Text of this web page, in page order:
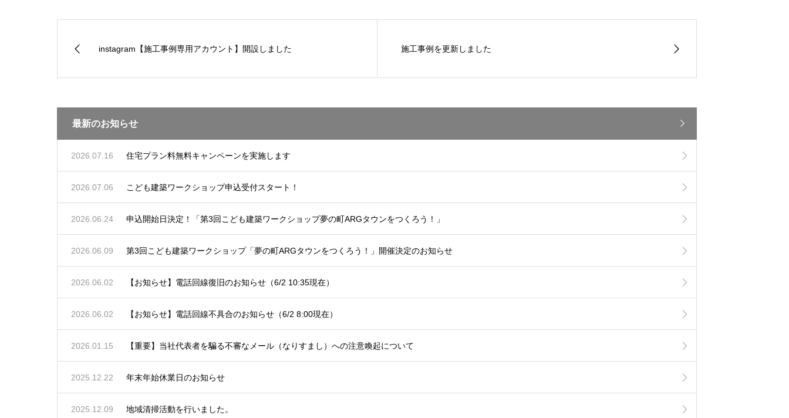
instagram【施工事例専用アカウント】開設しました 施工事例を更新しました
最新のお知らせ
2026.07.16 住宅プラン料無料キャンペーンを実施します
2026.07.06 こども建築ワークショップ申込受付スタート！
2026.06.24 申込開始日決定！「第3回こども建築ワークショップ夢の町ARGタウンをつくろう！」
2026.06.09 第3回こども建築ワークショップ「夢の町ARGタウンをつくろう！」開催決定のお知らせ
2026.06.02 【お知らせ】電話回線復旧のお知らせ（6/2 10:35現在）
2026.06.02 【お知らせ】電話回線不具合のお知らせ（6/2 8:00現在）
2026.01.15 【重要】当社代表者を騙る不審なメール（なりすまし）への注意喚起について
2025.12.22 年末年始休業日のお知らせ
2025.12.09 地域清掃活動を行いました。